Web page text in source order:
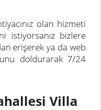
olan hizmeti
istiyorsanız bizlere
erişerek ya da web
doldurarak 7/24
Villa